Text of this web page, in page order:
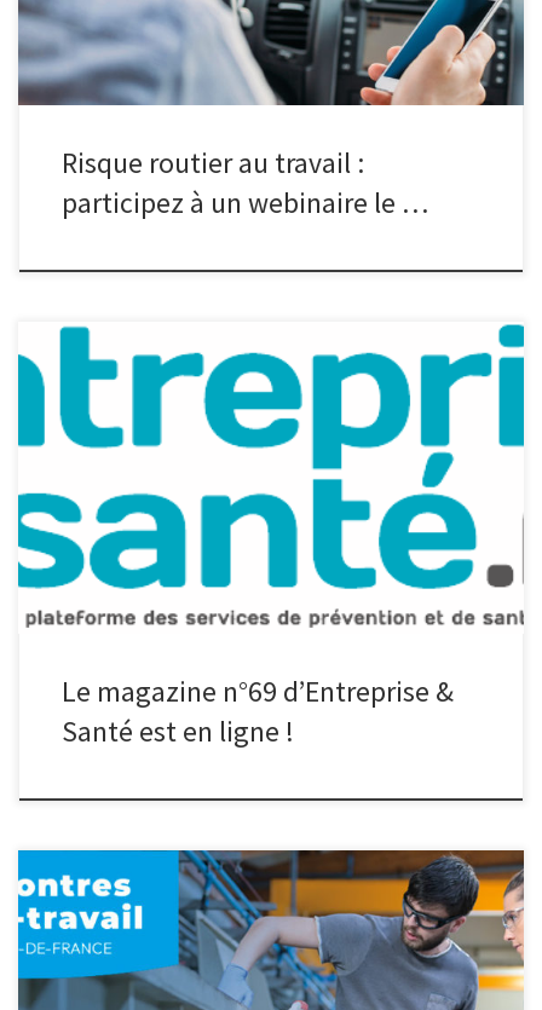
Risque routier au travail :
participez à un webinaire le …
Le nouveau numéro du magazine Entreprise & Santé, le magazine
des Services de Prévention et de Santé au Travail Interentreprises
(SPSTI) des Hauts-de-France, est en ligne. Ce magazine met en
lumière plusieurs actions d’entreprises qui ont pu, grâce à leur
Service de Prévention et de Santé au Travail, développer des
solutions […]
Le magazine n°69 d’Entreprise &
Santé est en ligne !
Les Rencontres Santé-Travail 2025 ont eu lieu du lundi 24 au
vendredi 28 mars dans les SPSTI à travers tout le territoire. À cette